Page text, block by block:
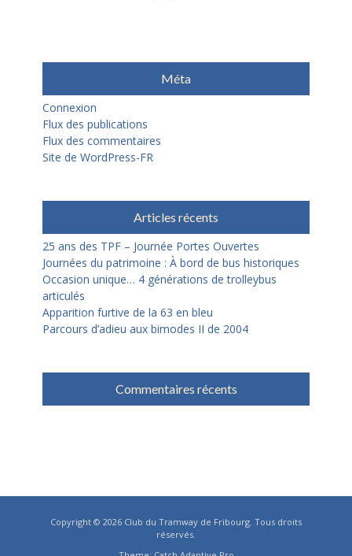
Méta
Connexion
Flux des publications
Flux des commentaires
Site de WordPress-FR
Articles récents
25 ans des TPF – Journée Portes Ouvertes
Journées du patrimoine : À bord de bus historiques
Occasion unique… 4 générations de trolleybus
articulés
Apparition furtive de la 63 en bleu
Parcours d’adieu aux bimodes II de 2004
Commentaires récents
Copyright © 2026 Club du Tramway de Fribourg. Tous droits
réservés.